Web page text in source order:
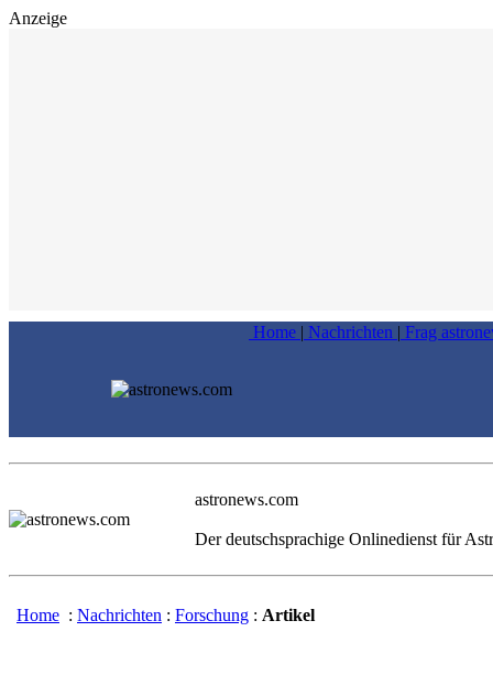
Anzeige
Home | Nachrichten | Frag
astronews.com
Der deutschsprachige Onlinedienst für
Home : Nachrichten : Forschung : Artikel